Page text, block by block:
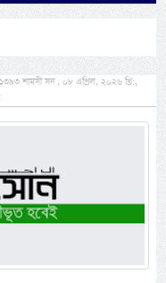
শামসী সন , ০৮ এপ্রিল, ২০২৬ খ্রি:,